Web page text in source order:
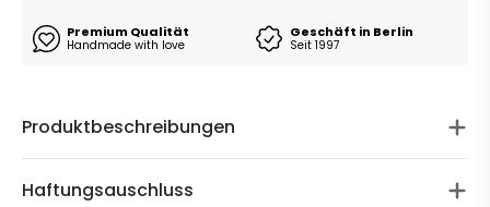
Premium Qualität
Handmade with love
Geschäft in Berlin
Seit 1997
Produktbeschreibungen
Haftungsauschluss